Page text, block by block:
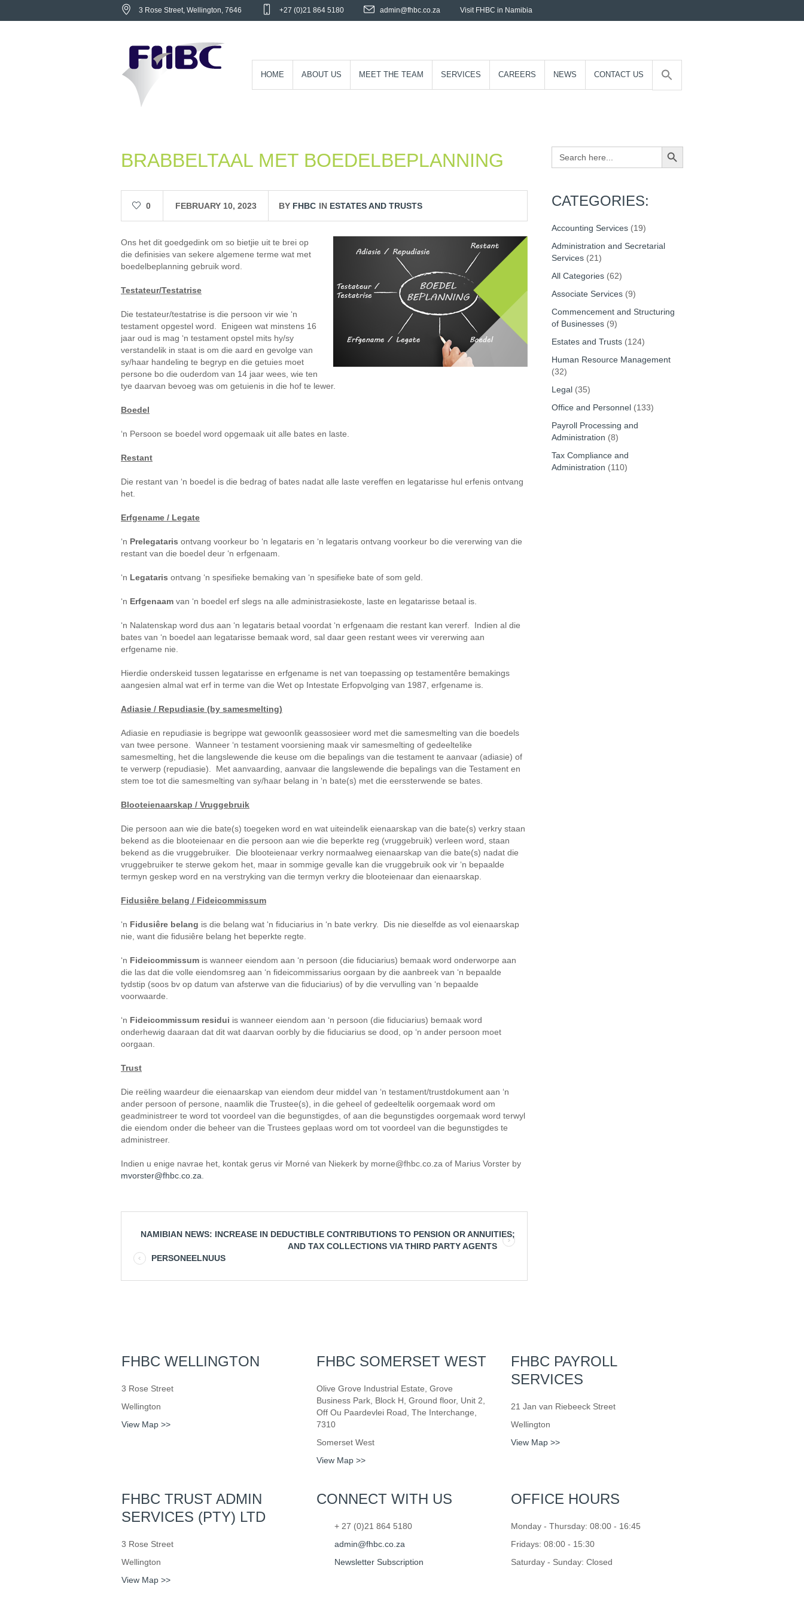
3 Rose Street , Wellington, 7646 +27 (0)21 864 5180 admin@fhbc.co.za Visit FHBC in Namibia
HOME ABOUT US MEET THE TEAM SERVICES CAREERS NEWS CONTACT US
BRABBELTAAL MET BOEDELBEPLANNING
0 FEBRUARY 10, 2023 BY FHBC IN ESTATES AND TRUSTS
Ons het dit goedgedink om so bietjie uit te brei op
die definisies van sekere algemene terme wat met
boedelbeplanning gebruik word.
Testateur/Testatrise
Die testateur/testatrise is die persoon vir wie ‘n
testament opgestel word. Enigeen wat minstens 16
jaar oud is mag ‘n testament opstel mits hy/sy
verstandelik in staat is om die aard en gevolge van
sy/haar handeling te begryp en die getuies moet
persone bo die ouderdom van 14 jaar wees, wie ten
tye daarvan bevoeg was om getuienis in die hof te lewer.
Boedel
‘n Persoon se boedel word opgemaak uit alle bates en laste.
Restant
Die restant van ‘n boedel is die bedrag of bates nadat alle laste vereffen en legatarisse hul erfenis ontvang
het.
Erfgename / Legate
‘n Prelegataris ontvang voorkeur bo ‘n legataris en ‘n legataris ontvang voorkeur bo die vererwing van die
restant van die boedel deur ‘n erfgenaam.
‘n Legataris ontvang ‘n spesifieke bemaking van ‘n spesifieke bate of som geld.
‘n Erfgenaam van ‘n boedel erf slegs na alle administrasiekoste, laste en legatarisse betaal is.
‘n Nalatenskap word dus aan ‘n legataris betaal voordat ‘n erfgenaam die restant kan vererf. Indien al die
bates van ‘n boedel aan legatarisse bemaak word, sal daar geen restant wees vir vererwing aan
erfgename nie.
Hierdie onderskeid tussen legatarisse en erfgename is net van toepassing op testamentêre bemakings
aangesien almal wat erf in terme van die Wet op Intestate Erfopvolging van 1987, erfgename is.
Adiasie / Repudiasie (by samesmelting)
Adiasie en repudiasie is begrippe wat gewoonlik geassosieer word met die samesmelting van die boedels
van twee persone. Wanneer ‘n testament voorsiening maak vir samesmelting of gedeeltelike
samesmelting, het die langslewende die keuse om die bepalings van die testament te aanvaar (adiasie) of
te verwerp (repudiasie). Met aanvaarding, aanvaar die langslewende die bepalings van die Testament en
stem toe tot die samesmelting van sy/haar belang in ‘n bate(s) met die eerssterwende se bates.
Blooteienaarskap / Vruggebruik
Die persoon aan wie die bate(s) toegeken word en wat uiteindelik eienaarskap van die bate(s) verkry staan
bekend as die blooteienaar en die persoon aan wie die beperkte reg (vruggebruik) verleen word, staan
bekend as die vruggebruiker. Die blooteienaar verkry normaalweg eienaarskap van die bate(s) nadat die
vruggebruiker te sterwe gekom het, maar in sommige gevalle kan die vruggebruik ook vir ‘n bepaalde
termyn geskep word en na verstryking van die termyn verkry die blooteienaar dan eienaarskap.
Fidusiêre belang / Fideicommissum
‘n Fidusiêre belang is die belang wat ‘n fiduciarius in ‘n bate verkry. Dis nie dieselfde as vol eienaarskap
nie, want die fidusiêre belang het beperkte regte.
‘n Fideicommissum is wanneer eiendom aan ‘n persoon (die fiduciarius) bemaak word onderworpe aan
die las dat die volle eiendomsreg aan ‘n fideicommissarius oorgaan by die aanbreek van ‘n bepaalde
tydstip (soos bv op datum van afsterwe van die fiduciarius) of by die vervulling van ‘n bepaalde
voorwaarde.
‘n Fideicommissum residui is wanneer eiendom aan ‘n persoon (die fiduciarius) bemaak word
onderhewig daaraan dat dit wat daarvan oorbly by die fiduciarius se dood, op ‘n ander persoon moet
oorgaan.
Trust
Die reëling waardeur die eienaarskap van eiendom deur middel van ‘n testament/trustdokument aan ‘n
ander persoon of persone, naamlik die Trustee(s), in die geheel of gedeeltelik oorgemaak word om
geadministreer te word tot voordeel van die begunstigdes, of aan die begunstigdes oorgemaak word terwyl
die eiendom onder die beheer van die Trustees geplaas word om tot voordeel van die begunstigdes te
administreer.
Indien u enige navrae het, kontak gerus vir Morné van Niekerk by morne@fhbc.co.za of Marius Vorster by
mvorster@fhbc.co.za
NAMIBIAN NEWS: INCREASE IN DEDUCTIBLE CONTRIBUTIONS TO PENSION OR ANNUITIES;
AND TAX COLLECTIONS VIA THIRD PARTY AGENTS
PERSONEELNUUS
Search
for:
Search Button
CATEGORIES:
Accounting Services (19)
Administration and Secretarial
Services (21)
All Categories (62)
Associate Services (9)
Commencement and Structuring
of Businesses (9)
Estates and Trusts (124)
Human Resource Management
(32)
Legal (35)
Office and Personnel (133)
Payroll Processing and
Administration (8)
Tax Compliance and
Administration (110)
FHBC WELLINGTON
3 Rose Street
Wellington
View Map >>
FHBC SOMERSET WEST
Olive Grove Industrial Estate, Grove
Business Park, Block H, Ground floor, Unit 2,
Off Ou Paardevlei Road, The Interchange,
7310
Somerset West
View Map >>
FHBC PAYROLL
SERVICES
21 Jan van Riebeeck Street
Wellington
View Map >>
FHBC TRUST ADMIN
SERVICES (PTY) LTD
3 Rose Street
Wellington
View Map >>
CONNECT WITH US
+ 27 (0)21 864 5180
admin@fhbc.co.za
Newsletter Subscription
OFFICE HOURS
Monday - Thursday: 08:00 - 16:45
Fridays: 08:00 - 15:30
Saturday - Sunday: Closed